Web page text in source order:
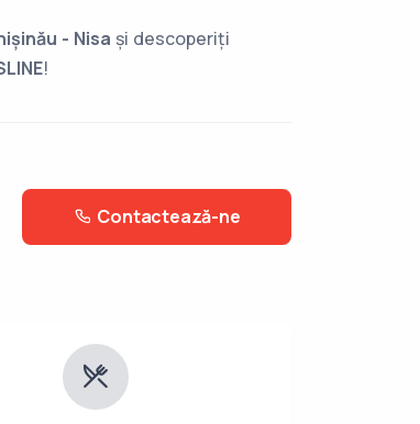
- Nisa și descoperiți
!
Contactează-ne